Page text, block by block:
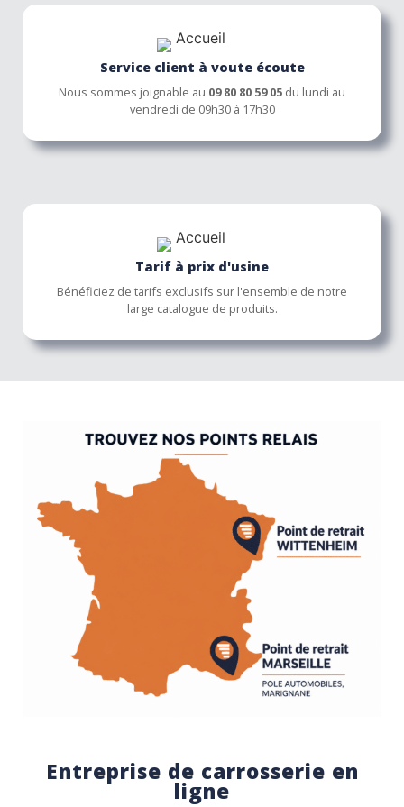
Service client à voute écoute
Nous sommes joignable au 09 80 80 59 05 du lundi au
vendredi de 09h30 à 17h30
Tarif à prix d'usine
Bénéficiez de tarifs exclusifs sur l'ensemble de notre
large catalogue de produits.
Entreprise de carrosserie en
ligne